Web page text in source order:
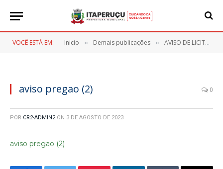
VOCÊ ESTÁ EM: Inicio » Demais publicações » AVISO DE LICITAÇÃO PREGÃO ELETRONICO Nº 67/2023
aviso pregao (2) 0
POR CR2-ADMIN2 ON 3 DE AGOSTO DE 2023
aviso pregao (2)